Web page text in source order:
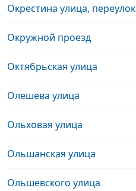
Окрестина улица, переулок
Окружной проезд
Октябрьская улица
Олешева улица
Ольховая улица
Ольшанская улица
Ольшевского улица